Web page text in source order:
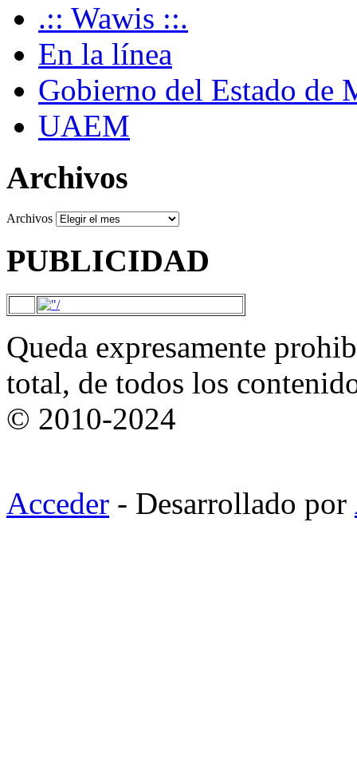
.:: Wawis ::.
En la línea
Gobierno del Estado de
UAEM
Archivos
Archivos
PUBLICIDAD
Queda expresamente
total, de todos los
© 2010-2024
Acceder - Desarrollado por